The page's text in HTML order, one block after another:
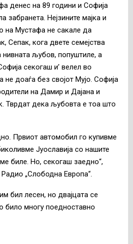
денес на 89 години и Софија
забранета. Нејзините мајка и
на Мустафа не сакале да
Сепак, кога двете семејства
нивната љубов, попуштиле, а
секогаш и’ велел во
не доаѓа без својот Мујо. Софија
на Дамир и Дајана и
Тврдат дека љубовта е тоа што
Првиот автомобил го купивме
Јуославија со нашите
биле. Но, секогаш заедно“,
„Слободна Европа“.
бил лесен, но двајцата се
било многу поедноставно